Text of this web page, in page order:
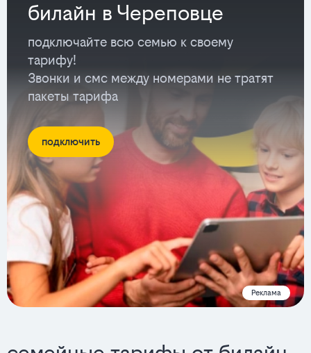
билайн в Череповце
подключайте всю семью к своему
тарифу!
Звонки и смс между номерами не тратят
пакеты тарифа
подключить
Реклама